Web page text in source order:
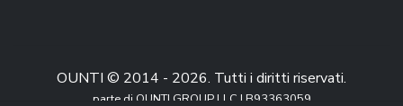
OUNTI © 2014 - 2026. Tutti i diritti riservati.
parte di OUNTI GROUP LLC | B93363059